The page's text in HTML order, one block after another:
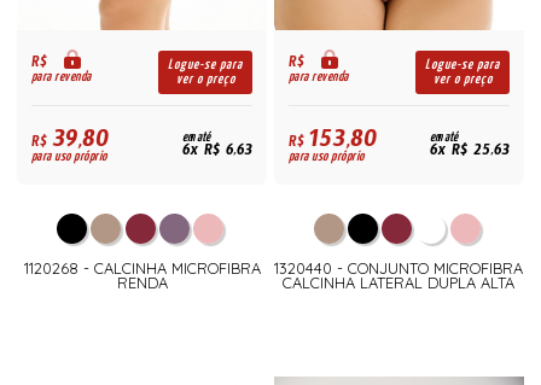
R$
para revenda
Logue-se para
ver o preço
R$39,80
para uso próprio
em até
6x R$ 6,63
1120268 - CALCINHA MICROFIBRA
RENDA
R$
para revenda
Logue-se para
ver o preço
R$153,80
para uso próprio
em até
6x R$ 25,63
1320440 - CONJUNTO MICROFIBRA
CALCINHA LATERAL DUPLA ALTA